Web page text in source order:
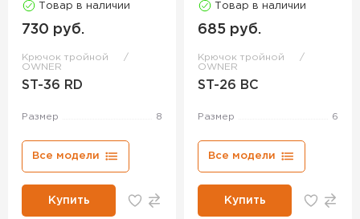
Товар в наличии
730 руб.
Крючок тройной
OWNER
ST-36 RD
Размер 8
Все модели
Купить
Товар в наличии
685 руб.
Крючок тройной
OWNER
ST-26 BC
Размер 6
Все модели
Купить